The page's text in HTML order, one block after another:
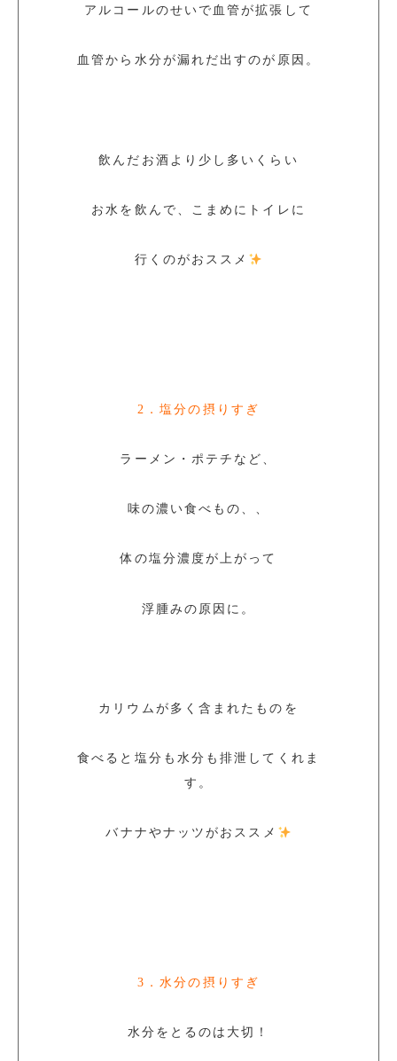
アルコールのせいで血管が拡張して
血管から水分が漏れだ出すのが原因。
飲んだお酒より少し多いくらい
お水を飲んで、こまめにトイレに
行くのがおススメ
2．塩分の摂りすぎ
ラーメン・ポテチなど、
味の濃い食べもの、、
体の塩分濃度が上がって
浮腫みの原因に。
カリウムが多く含まれたものを
食べると塩分も水分も排泄してくれま
す。
バナナやナッツがおススメ
3．水分の摂りすぎ
水分をとるのは大切！